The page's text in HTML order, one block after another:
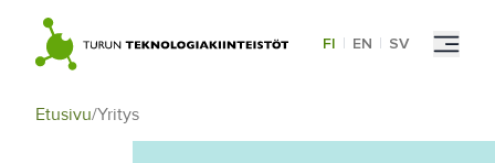
content
FI | EN | SV
Etusivu/Yritys